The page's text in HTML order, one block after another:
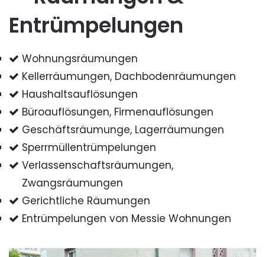
Entrümpelungen
Wohnungsräumungen
Kellerräumungen, Dachbodenräumungen
Haushaltsauflösungen
Büroauflösungen, Firmenauflösungen
Geschäftsräumunge, Lagerräumungen
Sperrmüllentrümpelungen
Verlassenschaftsräumungen,
Zwangsräumungen
Gerichtliche Räumungen
Entrümpelungen von Messie Wohnungen